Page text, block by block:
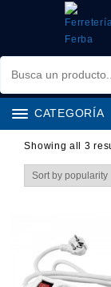
CATEGORÍA
Showing all 3